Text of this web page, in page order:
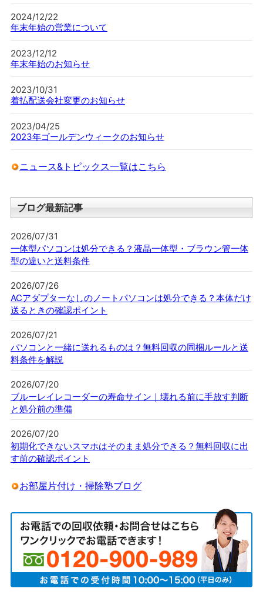
2024/12/22
年末年始の営業について
2023/12/12
年末年始のお知らせ
2023/10/31
着払配送会社変更のお知らせ
2023/04/25
2023年ゴールデンウィークのお知らせ
ニュース&トピックス一覧はこちら
ブログ最新記事
2026/07/31
一体型パソコンは処分できる？液晶一体型・ブラウン管一体
型の違いと送料条件
2026/07/26
ACアダプターなしのノートパソコンは処分できる？本体だけ
送るときの確認ポイント
2026/07/21
パソコンと一緒に送れるものは？無料回収の同梱ルールと送
料条件を解説
2026/07/20
ブルーレイレコーダーの寿命サイン｜壊れる前に手放す判断
と処分前の準備
2026/07/20
初期化できないスマホはそのまま処分できる？無料回収に出
す前の確認ポイント
お部屋片付け・掃除塾ブログ